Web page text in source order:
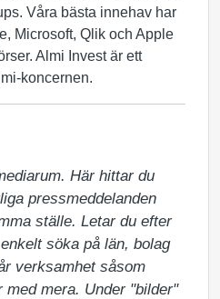
Våra bästa innehav har
Microsoft, Qlik och Apple
Almi Invest är ett
koncernen.
Här hittar du
pressmeddelanden
ställe. Letar du efter
söka på län, bolag
verksamhet såsom
mera. Under "bilder"